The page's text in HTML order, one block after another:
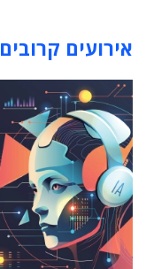
אירועים קרובים